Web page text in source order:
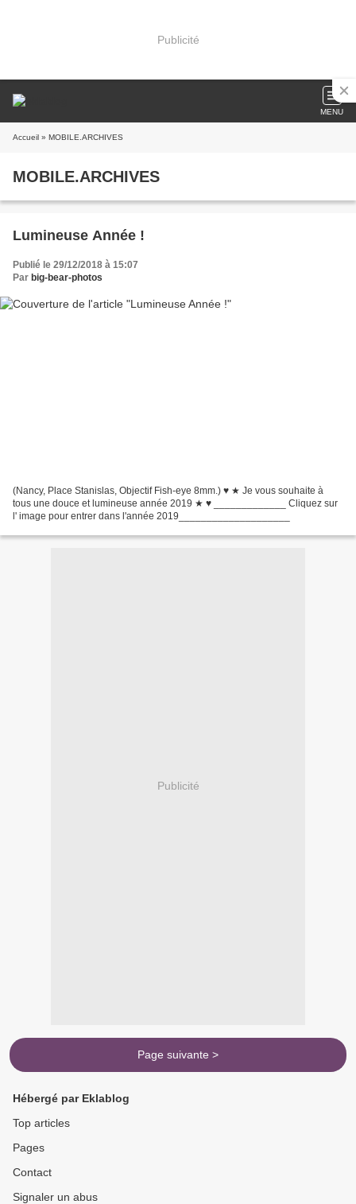
Publicité
MENU
Accueil » MOBILE.ARCHIVES
MOBILE.ARCHIVES
Lumineuse Année !
Publié le 29/12/2018 à 15:07
Par big-bear-photos
(Nancy, Place Stanislas, Objectif Fish-eye 8mm.) ♥ ★ Je vous souhaite à
tous une douce et lumineuse année 2019 ★ ♥ _____________ Cliquez sur
l' image pour entrer dans l'année 2019____________________
Publicité
Page suivante >
Hébergé par Eklablog
Top articles
Pages
Contact
Signaler un abus